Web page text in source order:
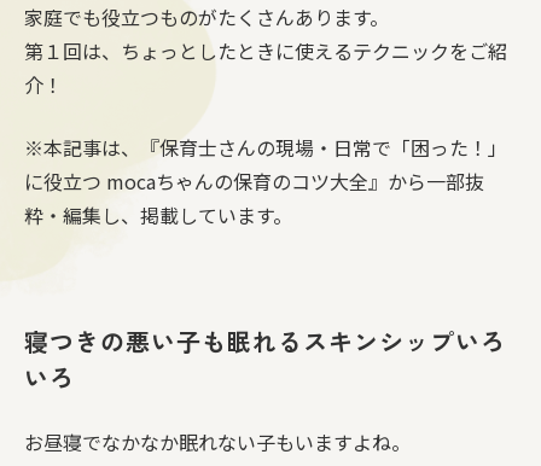
家庭でも役立つものがたくさんあります。
第１回は、ちょっとしたときに使えるテクニックをご紹
介！
※本記事は、『保育士さんの現場・日常で「困った！」
に役立つ mocaちゃんの保育のコツ大全』から一部抜
粋・編集し、掲載しています。
寝つきの悪い子も眠れるスキンシップいろ
いろ
お昼寝でなかなか眠れない子もいますよね。